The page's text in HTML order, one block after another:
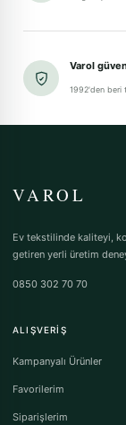
Varol
1992'den beri
VAROL
Ev tekstilinde kaliteyi,
getiren yerli üretim
0850 302 70 70
ALIŞVERIŞ
Kampanyalı Ürünler
Favorilerim
Siparişlerim